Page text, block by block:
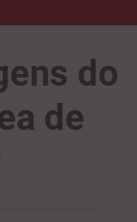
do
de